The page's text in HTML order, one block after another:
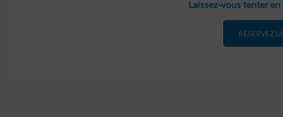
Laissez-vous tenter
RÉSERVEZ